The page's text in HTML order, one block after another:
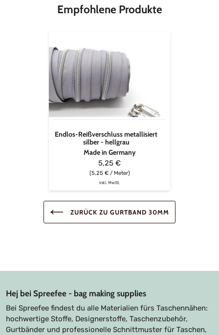
Empfohlene Produkte
Reißverschluss
metallisiert
silber
-
hellgrau
Endlos-Reißverschluss metallisiert
silber - hellgrau
Made in Germany
5,25 €
(5,25 € / Meter)
inkl. MwSt.
ZURÜCK ZU GURTBAND 30MM
Hej bei Spreefee - bag making supplies
Bei Spreefee findest du alle Materialien fürs Taschennähen:
hochwertige Stoffe, Designerstoffe, Taschenzubehör,
Gurtbänder und professionelle Schnittmuster für Taschen,